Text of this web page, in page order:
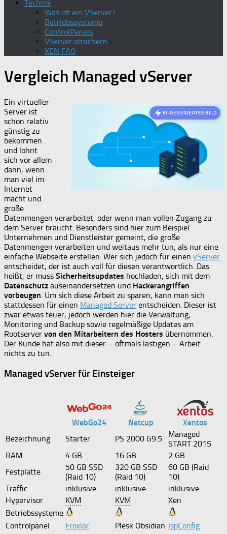
Technik
Was ist ein VServer?
Betriebssysteme
ControlPanels
VServer absichern
XEN FAQ
Vergleich Managed vServer
KI-GENERIERTES BILD
Ein virtueller
Server ist
schon relativ
günstig zu
bekommen
und lohnt
sich vor allem
dann, wenn
man viel im
Internet
macht und
große
Datenmengen verarbeitet, oder wenn man vollen Zugang zu
dem Server braucht. Besonders sind hier zum Beispiel
Unternehmen und Dienstleister gemeint, die große
Datenmengen verarbeiten und weitaus mehr tun, als nur eine
einfache Webseite erstellen. Wer sich jedoch für einen vServer
entscheidet, der ist auch voll für diesen verantwortlich. Das
heißt, er muss Sicherheitsupdates hochladen, sich mit dem
Datenschutz auseinandersetzen und Hackerangriffen
vorbeugen. Um sich diese Arbeit zu sparen, kann man sich
stattdessen für einen Managed Server entscheiden. Dieser ist
zwar etwas teuer, jedoch werden hier die Verwaltung,
Monitoring und Backup sowie regelmäßige Updates am
Rootserver von den Mitarbeitern des Hosters übernommen.
Der Kunde hat also mit dieser – oftmals lästigen – Arbeit
nichts zu tun.
Managed vServer für Einsteiger
WebGo24 Netcup
Xentos
Bezeichnung
Starter PS 2000 G9.5
Managed
START 2015
RAM
4 GB 16 GB
2 GB
Festplatte
50 GB SSD
(Raid 10)
320 GB SSD
(Raid 10)
60 GB (Raid
10)
Traffic
inklusive inklusive
inklusive
Hypervisor
KVM KVM
Xen
Betriebssysteme
Controlpanel
Froxlor Plesk Obsidian IspConfig